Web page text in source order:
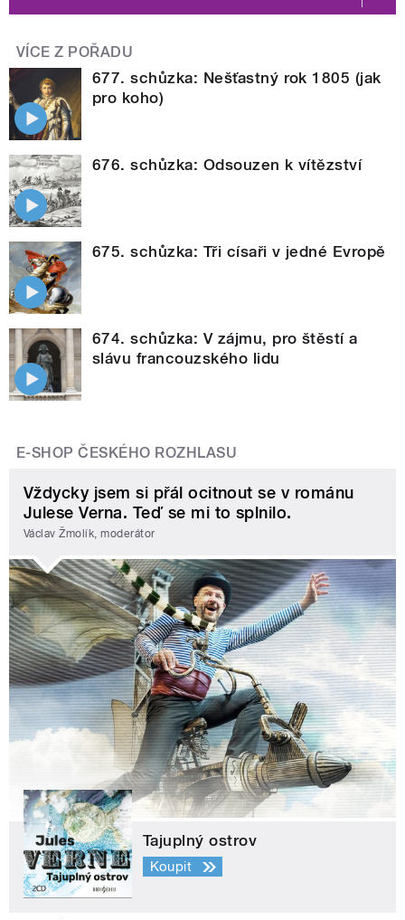
VÍCE Z POŘADU
677. schůzka: Nešťastný rok 1805 (jak
pro koho)
676. schůzka: Odsouzen k vítězství
675. schůzka: Tři císaři v jedné Evropě
674. schůzka: V zájmu, pro štěstí a
slávu francouzského lidu
E-SHOP ČESKÉHO ROZHLASU
Vždycky jsem si přál ocitnout se v románu
Julese Verna. Teď se mi to splnilo.
Václav Žmolík, moderátor
Tajuplný ostrov
Koupit